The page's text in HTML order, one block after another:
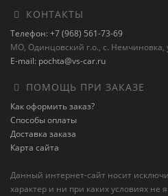
КОНТАКТЫ
Телефон: +7 (968) 561-73-69
МО, Одинцовский г.о., с. Немчиновка,
E-mail: pochta@vs-car.ru
ПОМОЩЬ ПРИ ЗАКАЗЕ
Как оформить заказ?
Способы оплаты
Доставка заказа
Карта сайта
Данный интернет-сайт носит
характер и ни при каких условиях не